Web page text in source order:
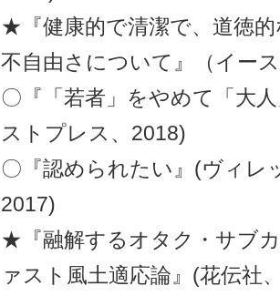
★『健康的で清潔で、道徳
不自由さについて』（イー
〇『「若者」をやめて「大
ストプレス、2018)
〇『認められたい』(ヴィレ
2017)
★『融解するオタク・サブ
ァスト風土適応論』(花伝社